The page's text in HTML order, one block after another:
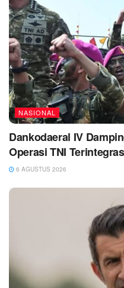
NASIONAL
Dankodaeral IV
Operasi TNI
6 AGUSTUS 2026